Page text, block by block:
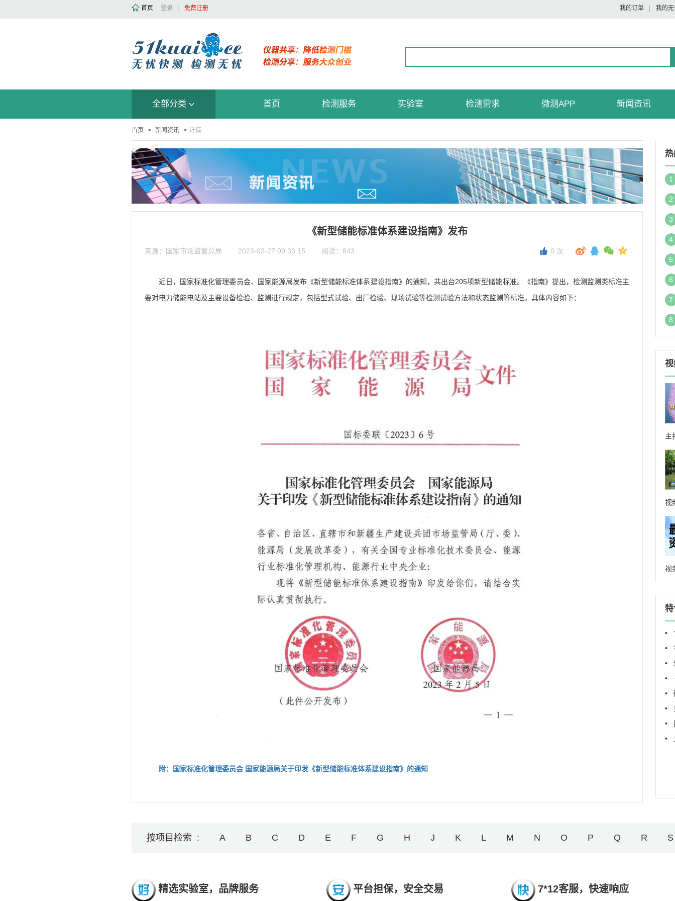
首页 登录 免费注册 我的订单| 我的无
全部分类 首页 检测服务 实验室 检测需求 微测APP 新闻资讯
首页 > 新闻资讯 > 详情
《新型储能标准体系建设指南》发布
来源：国家市场监管总局 2023-02-27 09:33:15 阅读：843 0 次
近日，国家标准化管理委员会、国家能源局发布《新型储能标准体系建设指南》的通知，共出台205项新型储能标准。《指南》提出，检测监测类标准主
要对电力储能电站及主要设备检验、监测进行规定，包括型式试验、出厂检验、现场试验等检测试验方法和状态监测等标准。具体内容如下：
附：国家标准化管理委员会 国家能源局关于印发《新型储能标准体系建设指南》的通知
1
2
3
4
5
6
7
8
主
视
视
•
•
•
•
•
•
•
•
按项目检索 : A B C D E F G H J K L M N O P Q R S
精选实验室，品牌服务 平台担保，安全交易 7*12客服，快速响应